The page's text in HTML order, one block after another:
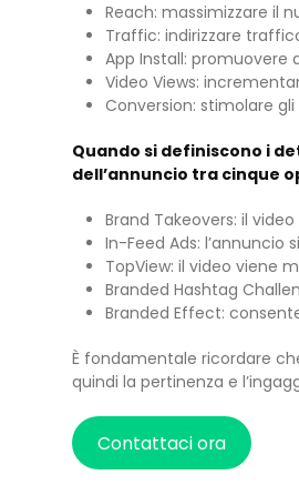
Reach: massimizzare il
Traffic: indirizzare
App Install: promuovere
Video Views:
Conversion: stimolare
Quando si definiscono i
dell’annuncio tra cinque
Brand Takeovers: il
In-Feed Ads: l’annuncio
TopView: il video viene
Branded Hashtag
Branded Effect:
È fondamentale ricordare
quindi la pertinenza e
Contattaci ora